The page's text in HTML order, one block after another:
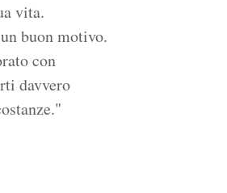
vita.
buon motivo.
con
davvero